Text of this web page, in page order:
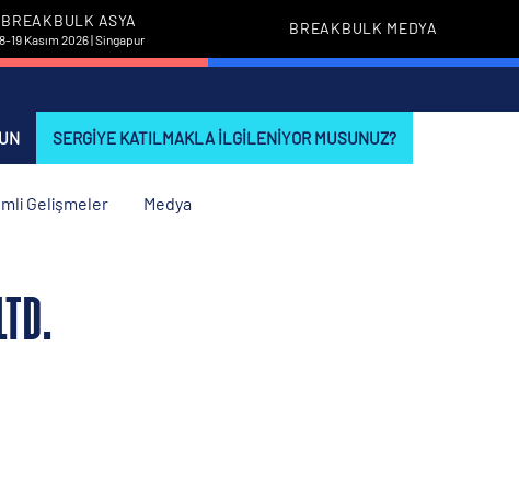
BREAKBULK ASYA
19 Kasım 2026 | Singapur
BREAKBULK MEDYA
SERGIYE KATILMAKLA ILGILENIYOR MUSUNUZ?
Gelişmeler Medya